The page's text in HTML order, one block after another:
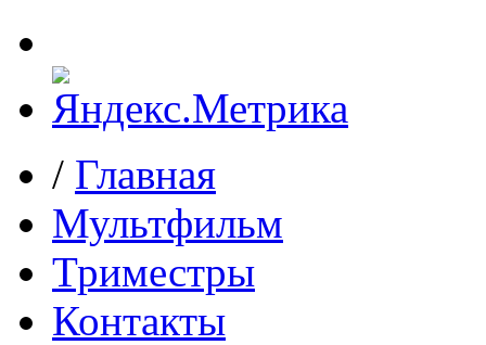
/ Главная
Мультфильм
Триместры
Контакты